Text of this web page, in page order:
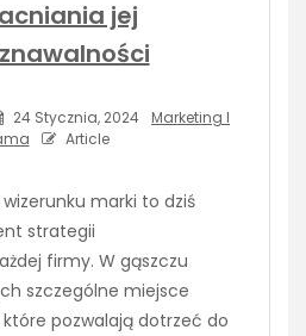
jej
24 Stycznia, 2024
Marketing I
Article
marki to dziś
strategii
firmy. W gąszczu
szczególne miejsce
pozwalają dotrzeć do